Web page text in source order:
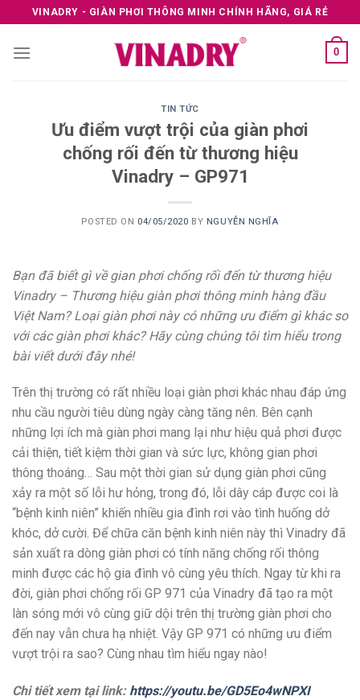
to
content
VINADRY - GIÀN PHƠI THÔNG MINH CHÍNH HÃNG, GIÁ RẺ
0
TIN TỨC
Ưu điểm vượt trội của giàn phơi
chống rối đến từ thương hiệu
Vinadry – GP971
POSTED ON 04/05/2020 BY NGUYỄN NGHĨA
Bạn đã biết gì về gian phơi chống rối đến từ thương hiệu
Vinadry – Thương hiệu giàn phơi thông minh hàng đầu
Việt Nam? Loại giàn phơi này có những ưu điểm gì khác so
với các giàn phơi khác? Hãy cùng chúng tôi tìm hiểu trong
bài viết dưới đây nhé!
Trên thị trường có rất nhiều loại giàn phơi khác nhau đáp ứng
nhu cầu người tiêu dùng ngày càng tăng nên. Bên cạnh
những lợi ích mà giàn phơi mang lại như hiệu quả phơi được
cải thiện, tiết kiệm thời gian và sức lực, không gian phơi
thông thoáng… Sau một thời gian sử dụng giàn phơi cũng
xảy ra một số lỗi hư hỏng, trong đó, lỗi dây cáp được coi là
“bệnh kinh niên” khiến nhiều gia đình rơi vào tình huống dở
khóc, dở cười. Để chữa căn bệnh kinh niên này thì Vinadry đã
sản xuất ra dòng giàn phơi có tính năng chống rối thông
minh được các hộ gia đình vô cùng yêu thích. Ngay từ khi ra
đời, giàn phơi chống rối GP 971 của Vinadry đã tạo ra một
làn sóng mới vô cùng giữ dội trên thị trường giàn phơi cho
đến nay vẫn chưa hạ nhiệt. Vậy GP 971 có những ưu điểm
vượt trội ra sao? Cùng nhau tìm hiểu ngay nào!
Chi tiết xem tại link: https://youtu.be/GD5Eo4wNPXI